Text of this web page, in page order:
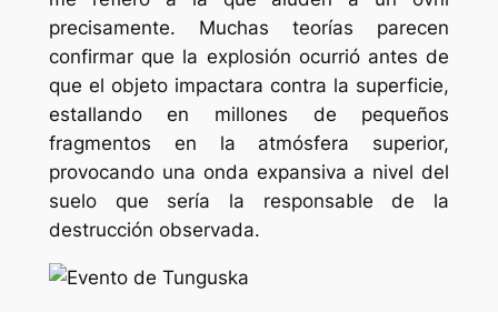
precisamente. Muchas teorías parecen
confirmar que la explosión ocurrió antes de
que el objeto impactara contra la superficie,
estallando en millones de pequeños
fragmentos en la atmósfera superior,
provocando una onda expansiva a nivel del
suelo que sería la responsable de la
destrucción observada.